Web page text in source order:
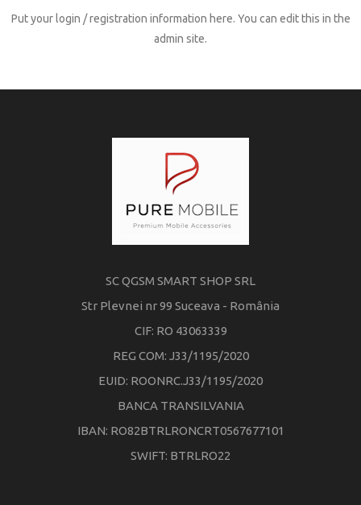
Put your login / registration information here. You can edit this in the
admin site.
SC QGSM SMART SHOP SRL
Str Plevnei nr 99 Suceava - România
CIF: RO 43063339
REG COM: J33/1195/2020
EUID: ROONRC.J33/1195/2020
BANCA TRANSILVANIA
IBAN: RO82BTRLRONCRT0567677101
SWIFT: BTRLRO22